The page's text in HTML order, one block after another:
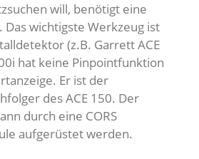
will, benötigt eine
Das wichtigste Werkzeug ist
(z.B. Garrett ACE
hat keine Pinpointfunktion
Er ist der
des ACE 150. Der
durch eine CORS
aufgerüstet werden.